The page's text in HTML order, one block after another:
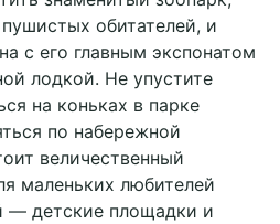
обитателей, и
с его главным экспонатом
лодкой. Не упустите
на коньках в парке
по набережной
величественный
маленьких любителей
— детские площадки и